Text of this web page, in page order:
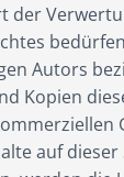
der
Autors
Kopien
auf